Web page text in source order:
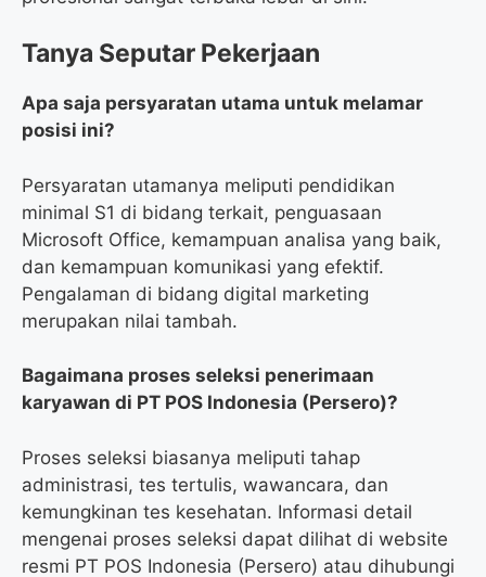
Tanya Seputar Pekerjaan
Apa saja persyaratan utama untuk melamar
posisi ini?
Persyaratan utamanya meliputi pendidikan
minimal S1 di bidang terkait, penguasaan
Microsoft Office, kemampuan analisa yang baik,
dan kemampuan komunikasi yang efektif.
Pengalaman di bidang digital marketing
merupakan nilai tambah.
Bagaimana proses seleksi penerimaan
karyawan di PT POS Indonesia (Persero)?
Proses seleksi biasanya meliputi tahap
administrasi, tes tertulis, wawancara, dan
kemungkinan tes kesehatan. Informasi detail
mengenai proses seleksi dapat dilihat di website
resmi PT POS Indonesia (Persero) atau dihubungi